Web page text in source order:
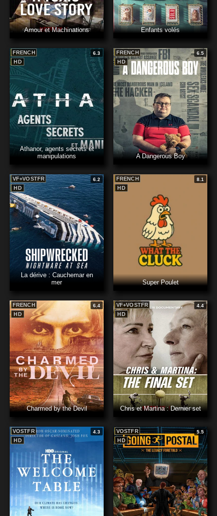
Amour et Machinations Enfants volés
HD
FRENCH 6.3
Athanor, agents secrets et
manipulations
HD
FRENCH 6.5
A Dangerous Boy
HD
VF+VOSTFR 6.2
La dérive : Cauchemar en
mer
HD
FRENCH 8.1
Super Poulet
HD
FRENCH 6.4
Charmed by the Devil
HD
VF+VOSTFR 4.4
Chris et Martina : Dernier set
HD
VOSTFR 4.3
HD
VOSTFR 5.5